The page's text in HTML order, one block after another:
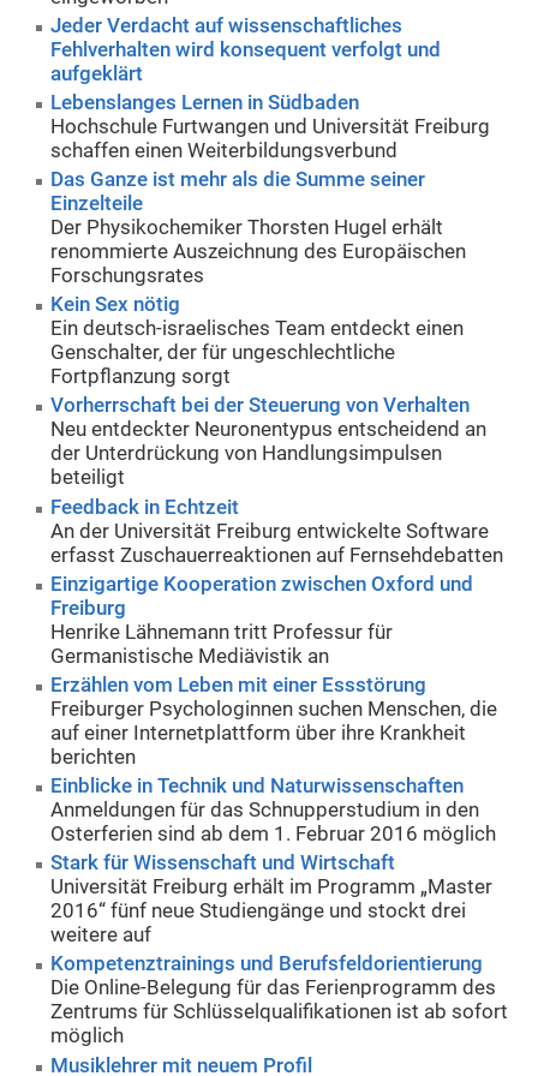
Jeder Verdacht auf wissenschaftliches
Fehlverhalten wird konsequent verfolgt und
aufgeklärt
Lebenslanges Lernen in Südbaden
Hochschule Furtwangen und Universität Freiburg
schaffen einen Weiterbildungsverbund
Das Ganze ist mehr als die Summe seiner
Einzelteile
Der Physikochemiker Thorsten Hugel erhält
renommierte Auszeichnung des Europäischen
Forschungsrates
Kein Sex nötig
Ein deutsch-israelisches Team entdeckt einen
Genschalter, der für ungeschlechtliche
Fortpflanzung sorgt
Vorherrschaft bei der Steuerung von Verhalten
Neu entdeckter Neuronentypus entscheidend an
der Unterdrückung von Handlungsimpulsen
beteiligt
Feedback in Echtzeit
An der Universität Freiburg entwickelte Software
erfasst Zuschauerreaktionen auf Fernsehdebatten
Einzigartige Kooperation zwischen Oxford und
Freiburg
Henrike Lähnemann tritt Professur für
Germanistische Mediävistik an
Erzählen vom Leben mit einer Essstörung
Freiburger Psychologinnen suchen Menschen, die
auf einer Internetplattform über ihre Krankheit
berichten
Einblicke in Technik und Naturwissenschaften
Anmeldungen für das Schnupperstudium in den
Osterferien sind ab dem 1. Februar 2016 möglich
Stark für Wissenschaft und Wirtschaft
Universität Freiburg erhält im Programm „Master
2016“ fünf neue Studiengänge und stockt drei
weitere auf
Kompetenztrainings und Berufsfeldorientierung
Die Online-Belegung für das Ferienprogramm des
Zentrums für Schlüsselqualifikationen ist ab sofort
möglich
Musiklehrer mit neuem Profil